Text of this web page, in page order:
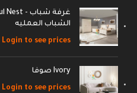
الشباب العمليه
Login to see prices
Ivory صوفا
Login to see prices